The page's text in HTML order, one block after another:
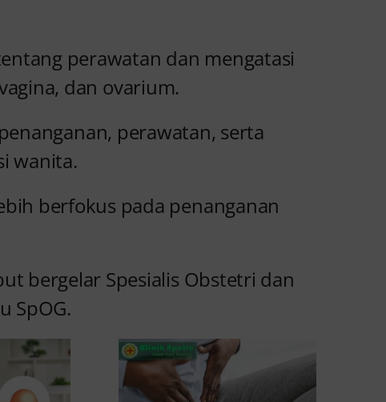
perawatan dan mengatasi
dan ovarium.
perawatan, serta
wanita.
berfokus pada penanganan
bergelar Spesialis Obstetri dan
SpOG.